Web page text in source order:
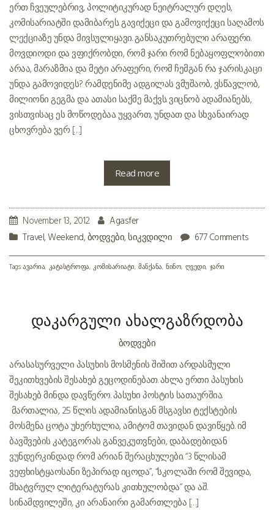
ერთ ჩვეულებრივ, პოლიტიკურად ნეიტრალურ დღეს,
კომისარიატში დამიბარეს. გავიქეცი და გამოვიქეცი. საღამოს
ლექციაზე უნდა მივსულიყავი. განსაკუთრებული არაფერი.
მოვდიოდი და ვფიქრობდი, რომ ჯარი რომ ნებაყოფლობითი
არაა, მარაზმია და მეტი არაფერი, რომ ჩემგან რა ჯარისკაცი
უნდა გამოვიდეს? რამდენიმე ადგილას ვმუშაობ, ვსწავლობ,
მილიონი გეგმა და ათასი საქმე მაქვს. ვიცნობ ადამიანებს,
ვისთვისაც ეს მოწოდებაა. უყვართ, უნდათ და სხვანაირად
ცხოვრება ვერ […]
Read more
November 13, 2012
Agasfer
Travel,Weekend,ბოდვები,სიკვდილი 677 Comments
Tags:ავარია კატასტროფა კომისარიატი მანქანა ნინო ღვედი ჯარი
დაკარგული ახალგაზრდობა
ᲑᲝᲓᲕᲔᲑᲘ
არასასურველი პასუხის მოსმენის შიშით არდასმული
შეკითხვების შესახებ გეცოდინებათ. ახლა ერთი პასუხის
შესახებ მინდა დავწერო. პასუხი პოსტის სათაურშია.
მართალია, 25 წლის ადამიანისგან მსგავსი ტექსტების
მოსმენა ცოტა უხერხულია, ამიტომ თავიდან დავიწყებ. იმ
ბავშვების კატეგორას განვეკუთვნები, დაბადებიდან
ვუნდერკინდად რომ არიან შერაცხულები. “3 წლისამ
ვეფხისტყაოსანი ზეპირად იცოდა”, “სკოლაში რომ შევიდა,
მხატვრულ ლიტერატურას კითხულობდა” და ა.შ.
სინამდვილეში, კი არანაირი გამართლება […]